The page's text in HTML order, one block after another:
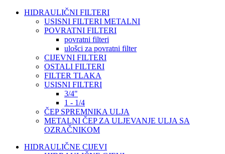
HIDRAULIČNI FILTERI
USISNI FILTERI METALNI
POVRATNI FILTERI
povratni filteri
ulošci za povratni filter
CIJEVNI FILTERI
OSTALI FILTERI
FILTER TLAKA
USISNI FILTERI
3/4"
1 - 1/4
ČEP SPREMNIKA ULJA
METALNI ČEP ZA ULJEVANJE ULJA SA
OZRAČNIKOM
HIDRAULIČNE CIJEVI